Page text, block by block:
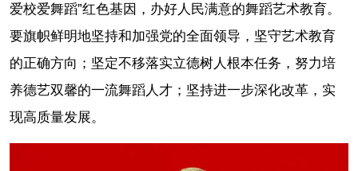
爱校爱舞蹈”红色基因，办好人民满意的舞蹈艺术教育。
要旗帜鲜明地坚持和加强党的全面领导，坚守艺术教育
的正确方向；坚定不移落实立德树人根本任务，努力培
养德艺双馨的一流舞蹈人才；坚持进一步深化改革，实
现高质量发展。